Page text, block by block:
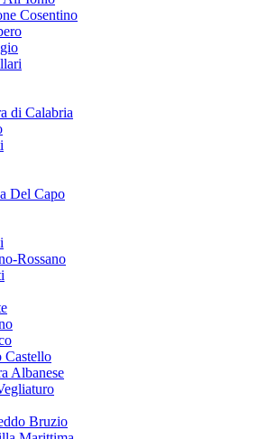
Cosentino
di Calabria
Del Capo
Rossano
Castello
Albanese
Bruzio